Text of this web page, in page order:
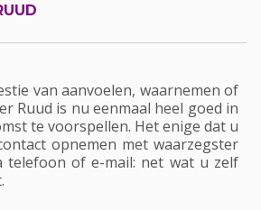
van aanvoelen, waarnemen of
Ruud is nu eenmaal heel goed in
te voorspellen. Het enige dat u
opnemen met waarzegster
telefoon of e-mail: net wat u zelf